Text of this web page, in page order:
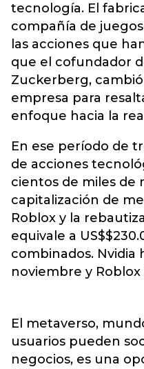
tecnología. El
compañía de
las acciones que
que el cofundador
Zuckerberg,
empresa para
enfoque hacia la
En ese período de
de acciones
cientos de miles de
capitalización de
Roblox y la
equivale a
combinados. Nvidia
noviembre y Roblox
El metaverso,
usuarios pueden
negocios, es una